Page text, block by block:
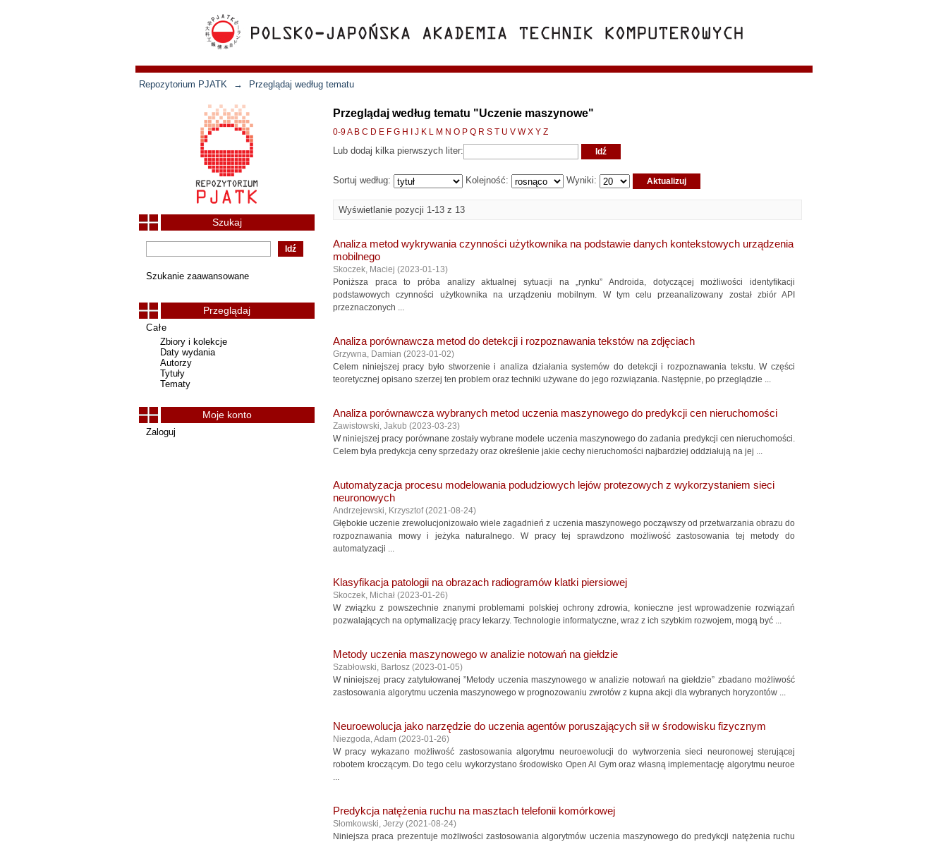
Repozytorium PJATK → Przeglądaj według tematu
Przeglądaj według tematu "Uczenie maszynowe"
0-9A B C D E F G H J K L M N O P Q R S T U V W X Y Z
Lub dodaj kilka pierwszych liter:
Sortuj według: Kolejność: Wyniki:
Wyświetlanie pozycji 1-13 z 13
Analiza metod wykrywania czynności użytkownika na podstawie danych kontekstowych urządzenia
mobilnego
Skoczek, Maciej (2023-01-13)
Poniższa praca to próba analizy aktualnej sytuacji na „rynku” Androida, dotyczącej możliwości identyfikacji
podstawowych czynności użytkownika na urządzeniu mobilnym. W tym celu przeanalizowany został zbiór API
przeznaczonych ...
Analiza porównawcza metod do detekcji i rozpoznawania tekstów na zdjęciach
Grzywna, Damian (2023-01-02)
Celem niniejszej pracy było stworzenie i analiza działania systemów do detekcji i rozpoznawania tekstu. W części
teoretycznej opisano szerzej ten problem oraz techniki używane do jego rozwiązania. Następnie, po przeglądzie ...
Analiza porównawcza wybranych metod uczenia maszynowego do predykcji cen nieruchomości
Zawistowski, Jakub (2023-03-23)
W niniejszej pracy porównane zostały wybrane modele uczenia maszynowego do zadania predykcji cen nieruchomości.
Celem była predykcja ceny sprzedaży oraz określenie jakie cechy nieruchomości najbardziej oddziałują na jej ...
Automatyzacja procesu modelowania podudziowych lejów protezowych z wykorzystaniem sieci
neuronowych
Andrzejewski, Krzysztof (2021-08-24)
Głębokie uczenie zrewolucjonizowało wiele zagadnień z uczenia maszynowego począwszy od przetwarzania obrazu do
rozpoznawania mowy i jeżyka naturalnego. W pracy tej sprawdzono możliwość zastosowania tej metody do
automatyzacji ...
Klasyfikacja patologii na obrazach radiogramów klatki piersiowej
Skoczek, Michał (2023-01-26)
W związku z powszechnie znanymi problemami polskiej ochrony zdrowia, konieczne jest wprowadzenie rozwiązań
pozwalających na optymalizację pracy lekarzy. Technologie informatyczne, wraz z ich szybkim rozwojem, mogą być ...
Metody uczenia maszynowego w analizie notowań na giełdzie
Szabłowski, Bartosz (2023-01-05)
W niniejszej pracy zatytułowanej ”Metody uczenia maszynowego w analizie notowań na giełdzie” zbadano możliwość
zastosowania algorytmu uczenia maszynowego w prognozowaniu zwrotów z kupna akcji dla wybranych horyzontów ...
Neuroewolucja jako narzędzie do uczenia agentów poruszających sił w środowisku fizycznym
Niezgoda, Adam (2023-01-26)
W pracy wykazano możliwość zastosowania algorytmu neuroewolucji do wytworzenia sieci neuronowej sterującej
robotem kroczącym. Do tego celu wykorzystano środowisko Open AI Gym oraz własną implementację algorytmu neuroe
...
Predykcja natężenia ruchu na masztach telefonii komórkowej
Słomkowski, Jerzy (2021-08-24)
Niniejsza praca prezentuje możliwości zastosowania algorytmów uczenia maszynowego do predykcji natężenia ruchu
Szukaj
Szukanie zaawansowane
Przeglądaj
Całe
Zbiory i kolekcje
Daty wydania
Autorzy
Tytuły
Tematy
Moje konto
Zaloguj